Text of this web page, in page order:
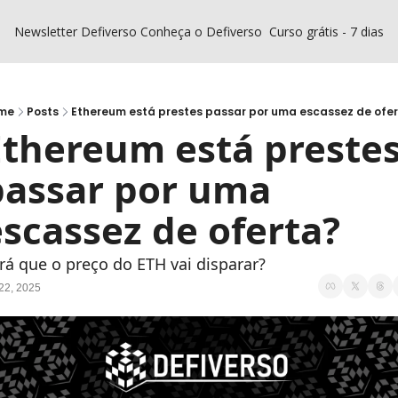
Newsletter Defiverso Conheça o Defiverso Curso grátis - 7 dias
Posts Ethereum está prestes passar por uma escassez de
está
por uma
de oferta?
que o preço do ETH vai disparar?
2025